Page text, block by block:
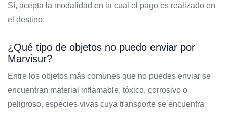
Sí, acepta la modalidad en la cual el pago es realizado en
el destino.
¿Qué tipo de objetos no puedo enviar por
Marvisur?
Entre los objetos más comunes que no puedes enviar se
encuentran material inflamable, tóxico, corrosivo o
peligroso, especies vivas cuya transporte se encuentra